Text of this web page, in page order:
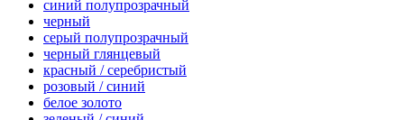
синий полупрозрачный
черный
серый полупрозрачный
черный глянцевый
красный / серебристый
розовый / синий
белое золото